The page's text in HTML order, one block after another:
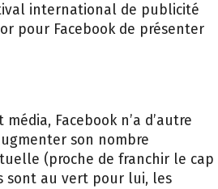
international de publicité
pour Facebook de présenter
Facebook n’a d’autre
son nombre
(proche de franchir le cap
sont au vert pour lui, les